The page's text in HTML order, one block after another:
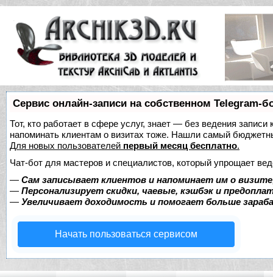
Сервис онлайн-записи на собственном Telegram-
Тот, кто работает в сфере услуг, знает — без ведения
напоминать клиентам о визитах тоже. Нашли самый
Для новых пользователей первый месяц бесплатно.
Чат-бот для мастеров и специалистов, который упрощает
— Сам записывает клиентов и напоминает им о
— Персонализирует скидки, чаевые, кэшбэк и
— Увеличивает доходимость и помогает больше
Начать пользоваться сервисом